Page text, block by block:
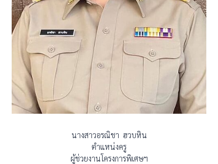
นางสาวอรณิชา ฮวบหิน
ตำแหน่งครู
ผู้ช่วยงานโครงการพิเศษฯ